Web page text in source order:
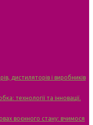
дистиляторів і виробників
технології та інновації.
воєнного стану: вчимося